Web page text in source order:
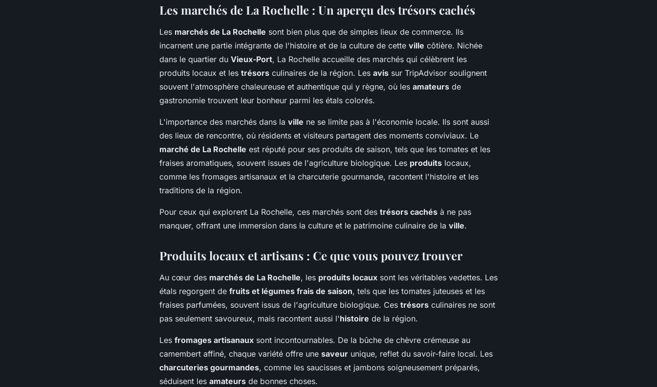
Les marchés de La Rochelle : Un aperçu des trésors cachés
Les marchés de La Rochelle sont bien plus que de simples lieux de commerce. Ils
incarnent une partie intégrante de l'histoire et de la culture de cette ville côtière. Nichée
dans le quartier du Vieux-Port, La Rochelle accueille des marchés qui célèbrent les
produits locaux et les trésors culinaires de la région. Les avis sur TripAdvisor soulignent
souvent l'atmosphère chaleureuse et authentique qui y règne, où les amateurs de
gastronomie trouvent leur bonheur parmi les étals colorés.
L'importance des marchés dans la ville ne se limite pas à l'économie locale. Ils sont aussi
des lieux de rencontre, où résidents et visiteurs partagent des moments conviviaux. Le
marché de La Rochelle est réputé pour ses produits de saison, tels que les tomates et les
fraises aromatiques, souvent issues de l'agriculture biologique. Les produits locaux,
comme les fromages artisanaux et la charcuterie gourmande, racontent l'histoire et les
traditions de la région.
Pour ceux qui explorent La Rochelle, ces marchés sont des trésors cachés à ne pas
manquer, offrant une immersion dans la culture et le patrimoine culinaire de la ville.
Produits locaux et artisans : Ce que vous pouvez trouver
Au cœur des marchés de La Rochelle, les produits locaux sont les véritables vedettes. Les
étals regorgent de fruits et légumes frais de saison, tels que les tomates juteuses et les
fraises parfumées, souvent issus de l'agriculture biologique. Ces trésors culinaires ne sont
pas seulement savoureux, mais racontent aussi l'histoire de la région.
Les fromages artisanaux sont incontournables. De la bûche de chèvre crémeuse au
camembert affiné, chaque variété offre une saveur unique, reflet du savoir-faire local. Les
charcuteries gourmandes, comme les saucisses et jambons soigneusement préparés,
séduisent les amateurs de bonnes choses.